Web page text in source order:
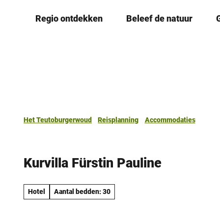
Regio ontdekken Beleef de natuur
Het Teutoburgerwoud Reisplanning
Accommodaties
Kurvilla Fürstin Pauline
Hotel Aantal bedden: 30